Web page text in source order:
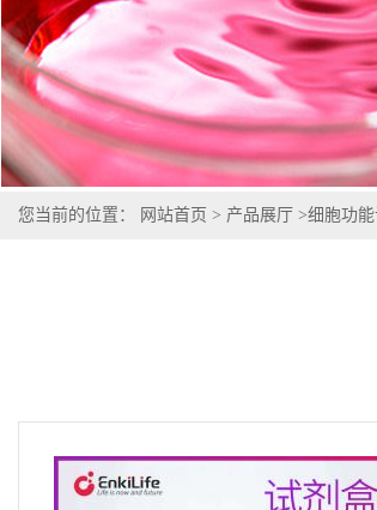
您当前的位置： 网站首页 > 产品展厅 >细胞功